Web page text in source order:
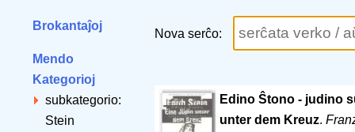
Brokantaĵoj
Mendo
Kategorioj
subkategorio:
Stein
Nova serĉo:
Edino Ŝtono - judino
unter dem Kreuz.